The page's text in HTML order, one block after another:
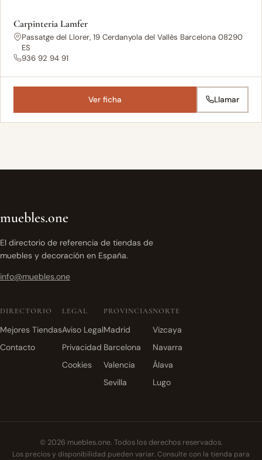
Carpinteria Lamfer
Passatge del Llorer, 19 Cerdanyola del Vallès Barcelona 08290
ES
936 92 94 91
Ver ficha Llamar
muebles.one
El directorio de referencia de tiendas de
muebles y decoración en España.
info@muebles.one
DIRECTORIO
Mejores Tiendas
Contacto
LEGAL
Aviso Legal
Privacidad
Cookies
PROVINCIAS
Madrid
Barcelona
Valencia
Sevilla
NORTE
Vizcaya
Navarra
Álava
Lugo
© 2026 muebles.one. Todos los derechos reservados.
Los precios y disponibilidad pueden variar. Consulte con la tienda para